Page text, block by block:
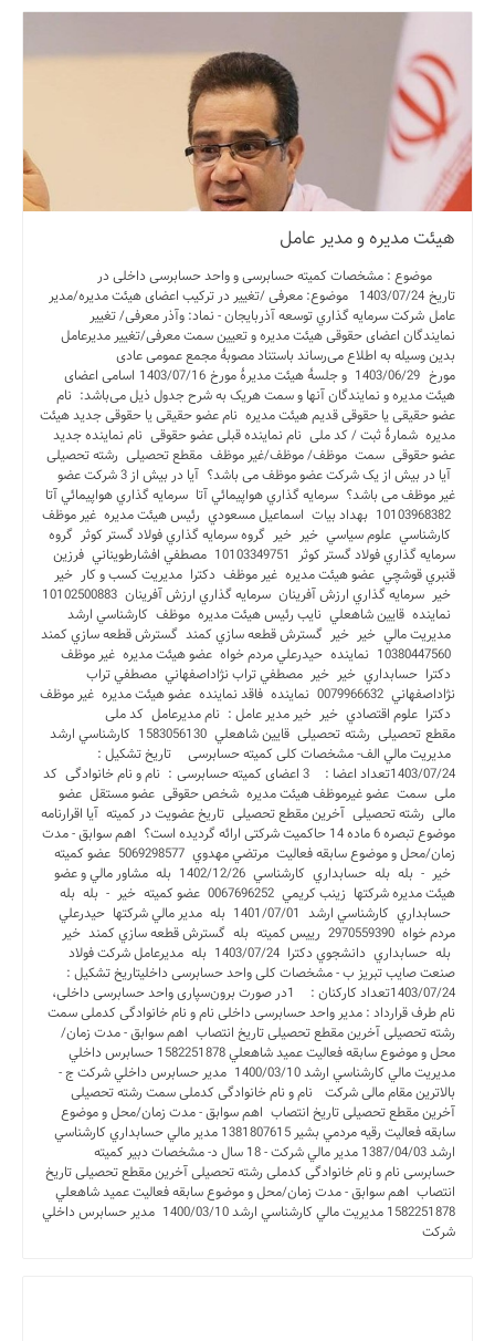
هيئت مديره و مدير عامل
موضوع : مشخصات کمیته حسابرسی و واحد حسابرسی داخلی در
تاریخ 1403/07/24 موضوع: معرفی /تغییر در ترکیب اعضای هیئت مدیره/مدیر
عامل شرکت سرمايه گذاري توسعه آذربايجان - نماد: وآذر معرفی/ تغییر
نمایندگان اعضای حقوقی هیئت مدیره و تعیین سمت معرفی/تغییر مدیرعامل
بدین‌ وسیله به اطلاع می‌رساند باستناد مصوبۀ مجمع عمومی عادی
مورخ 1403/06/29 و جلسۀ هیئت‌ مدیرۀ مورخ 1403/07/16 اسامی اعضای
هیئت ‌مدیره و نمایندگان آنها و سمت هریک به شرح جدول ذیل می‌باشد: نام
عضو حقیقی یا حقوقی قدیم هیئت مدیره نام عضو حقیقی یا حقوقی جدید هیئت
مدیره شمارۀ ثبت / کد ملی نام نماینده قبلی عضو حقوقی نام نماینده جدید
عضو حقوقی سمت موظف/ موظف/غیر موظف مقطع تحصیلی رشته تحصیلی
آیا در بیش از یک شرکت عضو موظف می باشد؟ آیا در بیش از 3 شرکت عضو
غیر موظف می باشد؟ سرمايه گذاري هواپيمائي آتا سرمايه گذاري هواپيمائي آتا
10103968382 بهداد بيات اسماعيل مسعودي رئیس هیئت مدیره غیر موظف
کارشناسي علوم سياسي خیر خیر گروه سرمايه گذاري فولاد گستر کوثر گروه
سرمايه گذاري فولاد گستر کوثر 10103349751 مصطفي افشارطويناني فرزين
قنبري قوشچي عضو هیئت مدیره غیر موظف دکترا مديريت کسب و کار خیر
خیر سرمايه گذاري ارزش آفرينان سرمايه گذاري ارزش آفرينان 10102500883
نماینده قايين شاهعلي نایب رئیس هیئت مدیره موظف کارشناسي ارشد
مديريت مالي خیر خیر گسترش قطعه سازي کمند گسترش قطعه سازي کمند
10380447560 نماینده حيدرعلي مردم خواه عضو هیئت مدیره غیر موظف
دکترا حسابداري خیر خیر مصطفي تراب نژاداصفهاني مصطفي تراب
نژاداصفهاني 0079966632 نماینده فاقد نماینده عضو هیئت مدیره غیر موظف
دکترا علوم اقتصادي خیر خیر مدیر عامل : نام مدیرعامل کد ملی
مقطع تحصیلی رشته تحصیلی قايين شاهعلي 1583056130 کارشناسي ارشد
مديريت مالي الف- مشخصات کلی کمیته حسابرسی تاریخ تشکیل :
1403/07/24تعداد اعضا : 3 اعضای کمیته حسابرسی : نام و نام خانوادگی کد
ملی سمت عضو غیرموظف هیئت‌ مدیره شخص حقوقی عضو مستقل عضو
مالی رشته تحصیلی آخرین مقطع تحصیلی تاریخ عضویت در کمیته آیا اقرارنامه
موضوع تبصره 6 ماده 14 حاکمیت شرکتی ارائه گردیده است؟ اهم سوابق - مدت
زمان/محل و موضوع سابقه فعالیت مرتضي مهدوي 5069298577 عضو کمیته
خیر - بله بله حسابداري کارشناسي 1402/12/26 بله مشاور مالي و عضو
هيئت مديره شرکتها زينب کريمي 0067696252 عضو کمیته خیر - بله بله
حسابداري کارشناسي ارشد 1401/07/01 بله مدير مالي شرکتها حيدرعلي
مردم خواه 2970559390 رییس کمیته بله گسترش قطعه سازي کمند خیر
بله حسابداري دانشجوي دکترا 1403/07/24 بله مديرعامل شرکت فولاد
صنعت صايب تبريز ب - مشخصات کلی واحد حسابرسی داخلیتاریخ تشکیل :
1403/07/24تعداد کارکنان : 1در صورت برون‌سپاری واحد حسابرسی داخلی،
نام طرف قرارداد : مدیر واحد حسابرسی داخلی نام و نام خانوادگی کدملی سمت
رشته تحصیلی آخرین مقطع تحصیلی تاریخ انتصاب اهم سوابق - مدت زمان/
محل و موضوع سابقه فعالیت عميد شاهعلي 1582251878 حسابرس داخلي
مديريت مالي کارشناسي ارشد 1400/03/10 مدير حسابرس داخلي شرکت ج -
بالاترین مقام مالی شرکت نام و نام خانوادگی کدملی سمت رشته تحصیلی
آخرین مقطع تحصیلی تاریخ انتصاب اهم سوابق - مدت زمان/محل و موضوع
سابقه فعالیت رقيه مردمي بشير 1381807615 مدير مالي حسابداري کارشناسي
ارشد 1387/04/03 مدير مالي شرکت - 18 سال د- مشخصات دبیر کمیته
حسابرسی نام و نام خانوادگی کدملی رشته تحصیلی آخرین مقطع تحصیلی تاریخ
انتصاب اهم سوابق - مدت زمان/محل و موضوع سابقه فعالیت عميد شاهعلي
1582251878 مديريت مالي کارشناسي ارشد 1400/03/10 مدير حسابرس داخلي
شرکت